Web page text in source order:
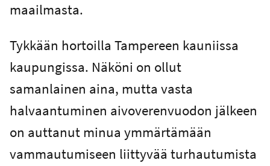
maailmasta.
Tykkään hortoilla Tampereen kauniissa
kaupungissa. Näköni on ollut
samanlainen aina, mutta vasta
halvaantuminen aivoverenvuodon jälkeen
on auttanut minua ymmärtämään
vammautumiseen liittyvää turhautumista